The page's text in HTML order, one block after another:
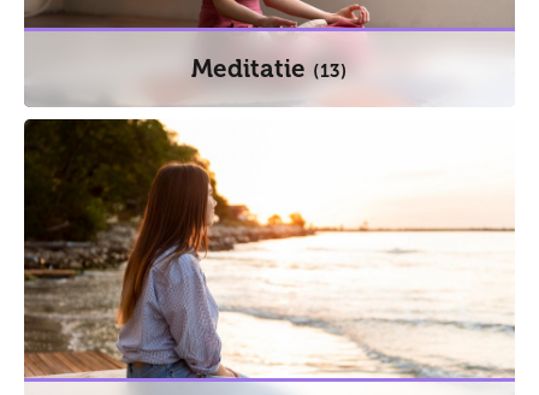
Meditatie (13)